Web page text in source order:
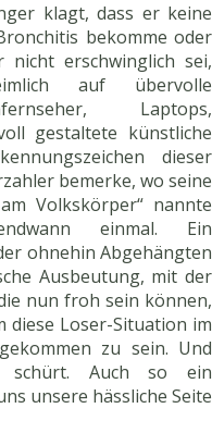
klagt, dass er keine
bekomme oder
erschwinglich sei,
auf übervolle
Laptops,
gestaltete künstliche
dieser
bemerke, wo seine
Volkskörper“ nannte
einmal. Ein
ohnehin Abgehängten
Ausbeutung, mit der
nun froh sein können,
diese Loser-Situation im
zu sein. Und
schürt. Auch so ein
unsere hässliche Seite